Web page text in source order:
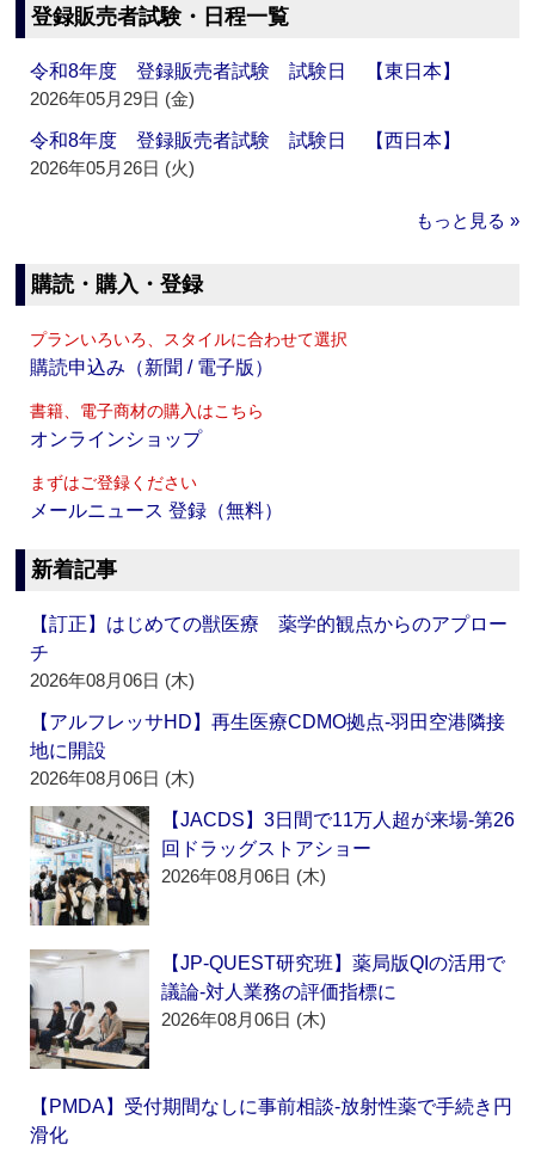
登録販売者試験・日程一覧
令和8年度 登録販売者試験 試験日 【東日本】
2026年05月29日 (金)
令和8年度 登録販売者試験 試験日 【西日本】
2026年05月26日 (火)
もっと見る »
購読・購入・登録
プランいろいろ、スタイルに合わせて選択
購読申込み（新聞 / 電子版）
書籍、電子商材の購入はこちら
オンラインショップ
まずはご登録ください
メールニュース 登録（無料）
新着記事
【訂正】はじめての獣医療 薬学的観点からのアプロー
チ
2026年08月06日 (木)
【アルフレッサHD】再生医療CDMO拠点‐羽田空港隣接
地に開設
2026年08月06日 (木)
【JACDS】3日間で11万人超が来場‐第26
回ドラッグストアショー
2026年08月06日 (木)
【JP-QUEST研究班】薬局版QIの活用で
議論‐対人業務の評価指標に
2026年08月06日 (木)
【PMDA】受付期間なしに事前相談‐放射性薬で手続き円
滑化